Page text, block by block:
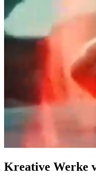
Kreative Werke